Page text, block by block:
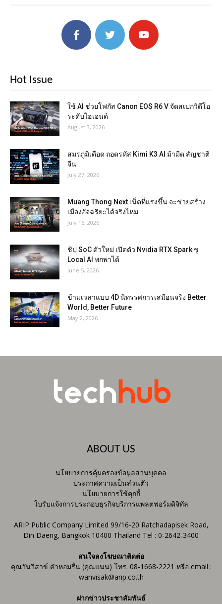
Hot Issue
ใช้ AI ช่วยโฟกัส Canon EOS R6 V จัดสเปกวิดีโอ
ระดับไฮเอนด์
August 3, 2026
สมรภูมิเดือด ถอดรหัส Kimi K3 AI ม้ามืด สัญชาติ
จีน
July 27, 2026
Muang Thong Next เน็ตที่แรงขึ้น จะช่วยสร้าง
เมืองอัจฉริยะได้จริงไหม
July 16, 2026
ชิป SoC ตัวใหม่ เปิดตัว Nvidia RTX Spark ชู
Local AI พกพาได้
June 5, 2026
ข้ามเวลาแบบ 4D นิทรรศการเสมือนจริง Better
World, Better Future
May 2, 2026
ABOUT US
นโยบายการคุ้มครองข้อมูลส่วนบุคคล
ประกาศความเป็นส่วนตัว
นโยบายการใช้คุกกี้
ใบรับแจ้งการประกอบธุรกิจบริการแพลตฟอร์มดิจิทัล
ARIP Public Company Limited 99/16-20 Ratchadapisek Road,
Din Daeng, Bangkok 10400 Thailand Tel : 0-2642-3400
สนใจลงโฆษณาติดต่อ
คุณวันวิสาข์ คำหอมรื่น (คุณแนน) โทร. 08-1668-2221 หรือ email :
wanvisak@arip.co.th
ฝากข่าวประชาสัมพันธ์